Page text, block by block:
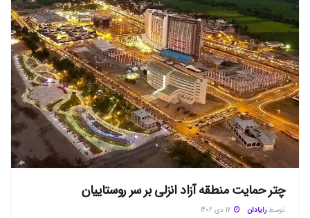
چتر حمایت منطقه آزاد انزلی بر سر روستاییان
توسط رایادان